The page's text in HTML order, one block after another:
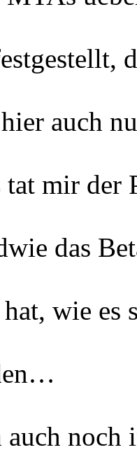
auch
mir der
das
wie es
auch